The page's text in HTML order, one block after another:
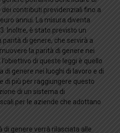
contributi previdenziali fino a
annui. La misura diventa
Inoltre, è stato previsto un
di genere, che servirà a
la parità di genere nei
di queste leggi è quello
di genere nei luoghi di lavoro e di
di più per raggiungere questo
di un sistema di
per le aziende che adottano
di genere verrà rilasciata alle